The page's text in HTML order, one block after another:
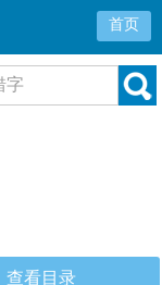
首页
查看目录